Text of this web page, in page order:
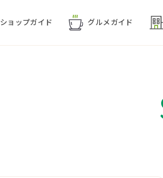
ショップガイド グルメ ガイド